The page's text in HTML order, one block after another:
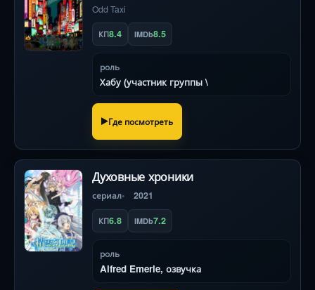
Odd Taxi
КП8.4 IMDb8.5
роль
Хабу (участник группы \
Где посмотреть
Духовные хроники
сериал 2021
КП6.8 IMDb7.2
роль
Alfred Emerle, озвучка